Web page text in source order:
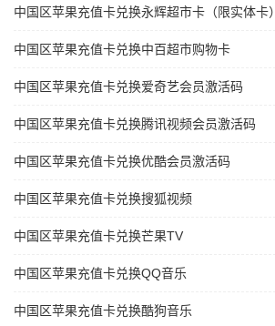
中国区苹果充值卡兑换永辉超市卡（限实体卡）
中国区苹果充值卡兑换中百超市购物卡
中国区苹果充值卡兑换爱奇艺会员激活码
中国区苹果充值卡兑换腾讯视频会员激活码
中国区苹果充值卡兑换优酷会员激活码
中国区苹果充值卡兑换搜狐视频
中国区苹果充值卡兑换芒果TV
中国区苹果充值卡兑换QQ音乐
中国区苹果充值卡兑换酷狗音乐